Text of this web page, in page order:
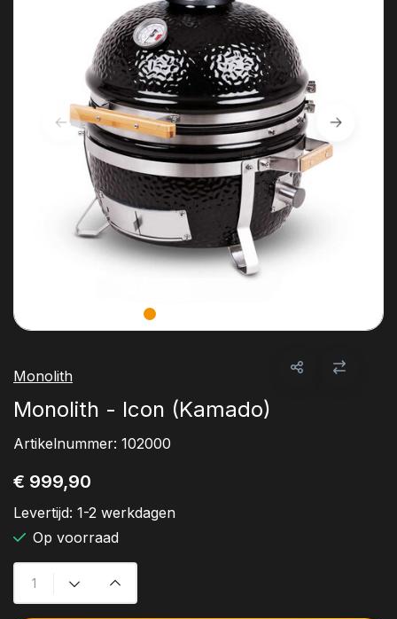
Monolith
Monolith - Icon (Kamado)
Artikelnummer: 102000
€ 999,90
Levertijd: 1-2 werkdagen
Op voorraad